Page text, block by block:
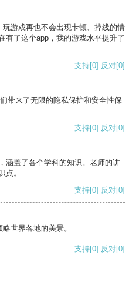
游戏再也不会出现卡顿、掉线的情
有了这个app，我的游戏水平提升了
支持[0] 反对[0]
带来了无限的隐私保护和安全性保
支持[0] 反对[0]
涵盖了各个学科的知识。老师的讲
点。
支持[0] 反对[0]
世界各地的美景。
支持[0] 反对[0]